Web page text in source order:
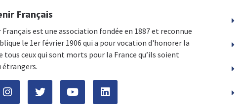
Français
Français est une association fondée en 1887 et reconnue
le 1er février 1906 qui a pour vocation d'honorer la
tous ceux qui sont morts pour la France qu’ils soient
étrangers.